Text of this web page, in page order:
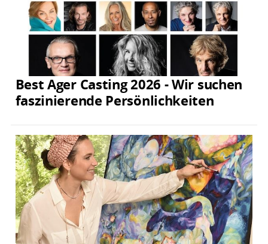
Best Ager Casting 2026 - Wir suchen
faszinierende Persönlichkeiten